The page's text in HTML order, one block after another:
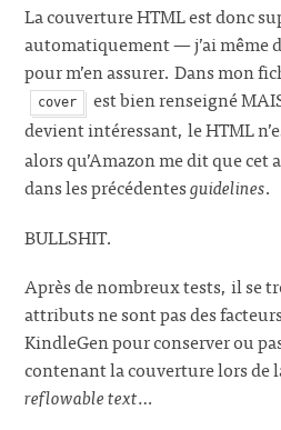
La couverture HTML est donc
automatiquement — j’ai même
pour m’en assurer. Dans mon
cover
est bien renseigné
devient intéressant, le HTML
alors qu’Amazon me dit que
dans les précédentesguidelines.
BULLSHIT.
Après de nombreux tests, il se
attributs ne sont pas des
KindleGen pour conserver ou
contenant la couverture lors de
reflowable text…